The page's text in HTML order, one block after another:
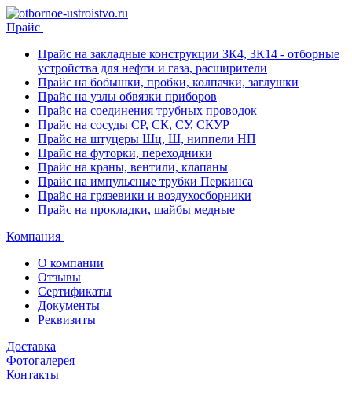
Прайс
Прайс на закладные конструкции ЗК4, ЗК14 - отборные
устройства для нефти и газа, расширители
Прайс на бобышки, пробки, колпачки, заглушки
Прайс на узлы обвязки приборов
Прайс на соединения трубных проводок
Прайс на сосуды СР, СК, СУ, СКУР
Прайс на штуцеры Шц, Ш, ниппели НП
Прайс на футорки, переходники
Прайс на краны, вентили, клапаны
Прайс на импульсные трубки Перкинса
Прайс на грязевики и воздухосборники
Прайс на прокладки, шайбы медные
Компания
О компании
Отзывы
Сертификаты
Документы
Реквизиты
Доставка
Фотогалерея
Контакты